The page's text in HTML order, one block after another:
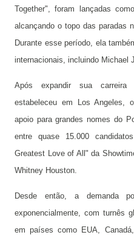
Together", foram lançadas
alcançando o topo das paradas
Durante esse período, ela
internacionais, incluindo Michael
Após expandir sua carreira
estabeleceu em Los Angeles,
apoio para grandes nomes do
entre quase 15.000
Greatest Love of All" da
Whitney Houston.
Desde então, a demanda
exponencialmente, com turnês
em países como EUA,